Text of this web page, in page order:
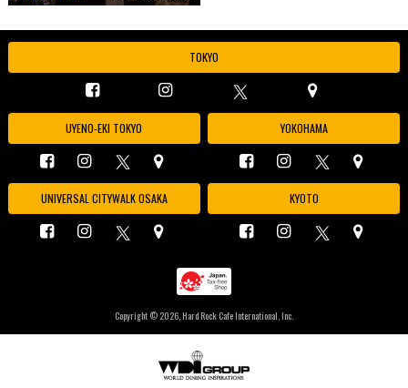
TOKYO
UYENO-EKI TOKYO YOKOHAMA
UNIVERSAL CITYWALK OSAKA KYOTO
Copyright © 2026, Hard Rock Cafe International, Inc.